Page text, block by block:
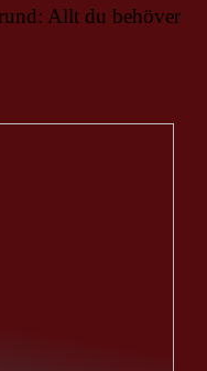
Allt du behöver